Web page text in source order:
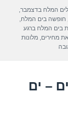
לים המלח בדצמבר,
חופשה בים המלח,
בים המלח ברגע
מחירים,מלונות
– ים